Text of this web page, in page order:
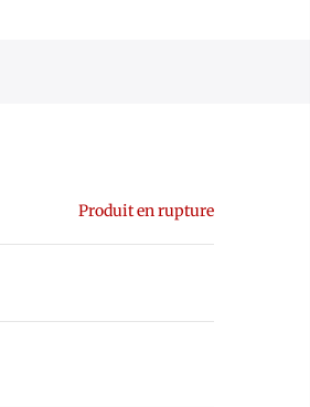
Produit en rupture